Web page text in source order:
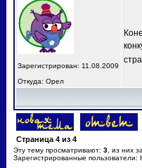
Зарегистрирован: 11.08.2009
Откуда: Орел
Страница 4 из 4
Эту тему просматривают: 3 , из них
Зарегистрированные пользователи: